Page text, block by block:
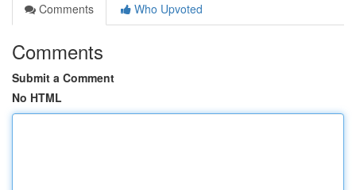
Comments
Who Upvoted
Comments
Submit a Comment
No HTML